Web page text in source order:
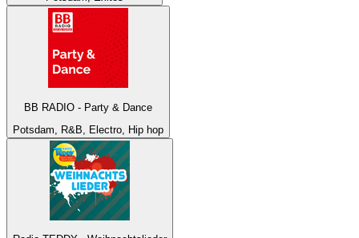
BB RADIO - Party & Dance
Potsdam, R&B, Electro, Hip hop